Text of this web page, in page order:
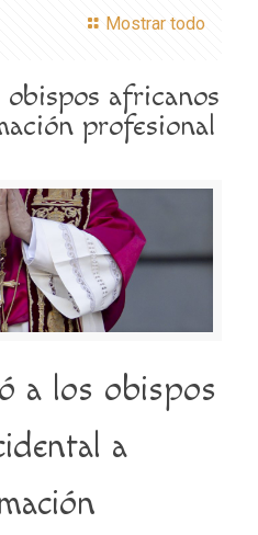
Mostrar todo
obispos africanos
profesional
a los obispos
a